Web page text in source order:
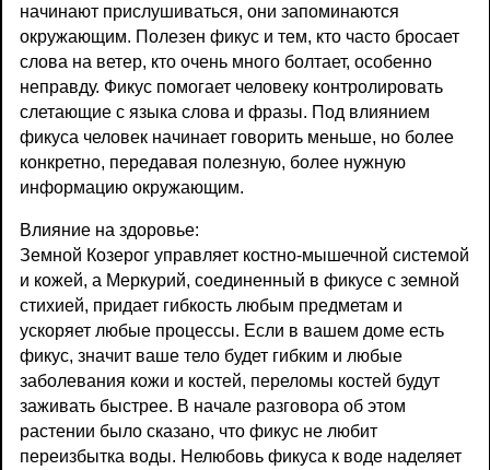
начинают прислушиваться, они запоминаются
окружающим. Полезен фикус и тем, кто часто бросает
слова на ветер, кто очень много болтает, особенно
неправду. Фикус помогает человеку контролировать
слетающие с языка слова и фразы. Под влиянием
фикуса человек начинает говорить меньше, но более
конкретно, передавая полезную, более нужную
информацию окружающим.
Влияние на здоровье:
Земной Козерог управляет костно-мышечной системой
и кожей, а Меркурий, соединенный в фикусе с земной
стихией, придает гибкость любым предметам и
ускоряет любые процессы. Если в вашем доме есть
фикус, значит ваше тело будет гибким и любые
заболевания кожи и костей, переломы костей будут
заживать быстрее. В начале разговора об этом
растении было сказано, что фикус не любит
переизбытка воды. Нелюбовь фикуса к воде наделяет